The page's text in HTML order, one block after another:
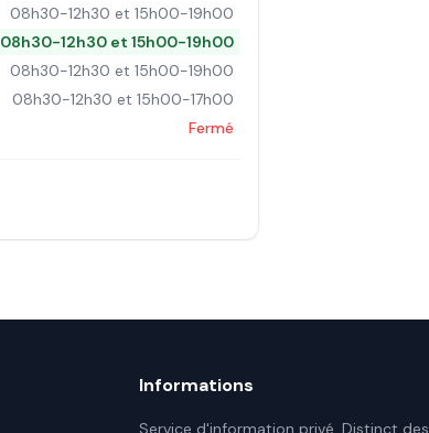
08h30-12h30 et 15h00-19h00
08h30-12h30 et 15h00-19h00
08h30-12h30 et 15h00-19h00
08h30-12h30 et 15h00-17h00
Fermé
Informations
Service d'information privé. Distinct des